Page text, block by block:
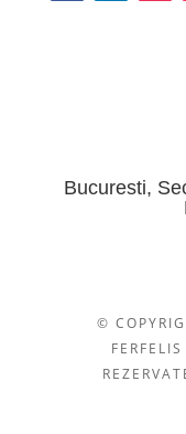
Bucuresti,
©